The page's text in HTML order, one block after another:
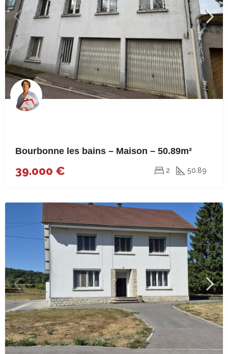
Bourbonne les bains – Maison – 50.89m²
39.000 € 2 50.89